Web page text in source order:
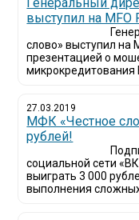
выступил на MFO
слово» выступил на
презентацией о
микрокредитования
27.03.2019
МФК «Честное
рублей!
социальной сети
выиграть 3 000
выполнения